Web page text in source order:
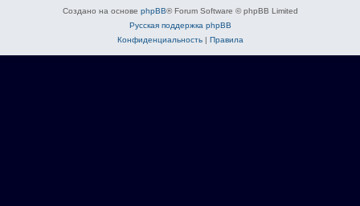
Создано на основе phpBB® Forum Software © phpBB Limited
Русская поддержка phpBB
Конфиденциальность| Правила